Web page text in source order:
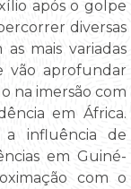
após o golpe
diversas
mais variadas
vão aprofundar
na imersão com
em África.
a influência de
em Guiné-
com o